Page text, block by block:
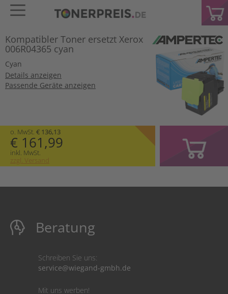
Kompatibler Toner ersetzt Xerox
006R04365 cyan
Cyan
Details anzeigen
Passende Geräte anzeigen
o. MwSt. € 136,13
€ 161,99
inkl. MwSt.
zzgl. Versand
Beratung
Schreiben Sie uns:
service@wiegand-gmbh.de
Mit uns werben!